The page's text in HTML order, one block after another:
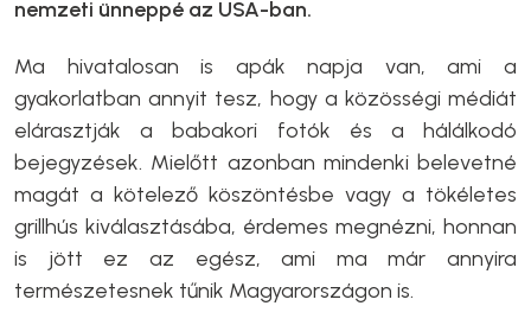
nemzeti ünneppé az USA-ban.
Ma hivatalosan is apák napja van, ami a
gyakorlatban annyit tesz, hogy a közösségi médiát
elárasztják a babakori fotók és a hálálkodó
bejegyzések. Mielőtt azonban mindenki belevetné
magát a kötelező köszöntésbe vagy a tökéletes
grillhús kiválasztásába, érdemes megnézni, honnan
is jött ez az egész, ami ma már annyira
természetesnek tűnik Magyarországon is.